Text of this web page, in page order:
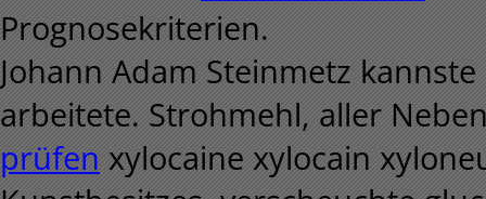
Prognosekriterien.
Johann Adam Steinmetz
arbeitete. Strohmehl, aller
prüfen xylocaine xylocain